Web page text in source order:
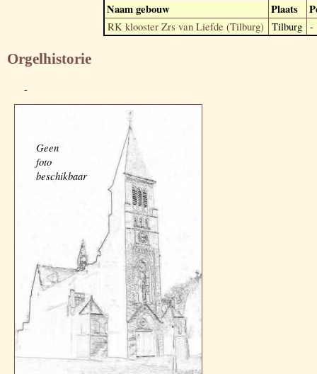
Naam gebouw Plaats
RK klooster Zrs van Liefde (Tilburg) Tilburg -
Orgelhistorie
-
Geen
foto
beschikbaar